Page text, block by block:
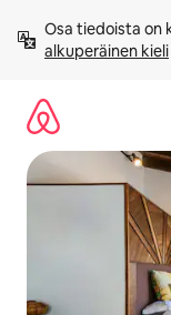
sisältö
väliin
Osa tiedoista on
alkuperäinen kieli